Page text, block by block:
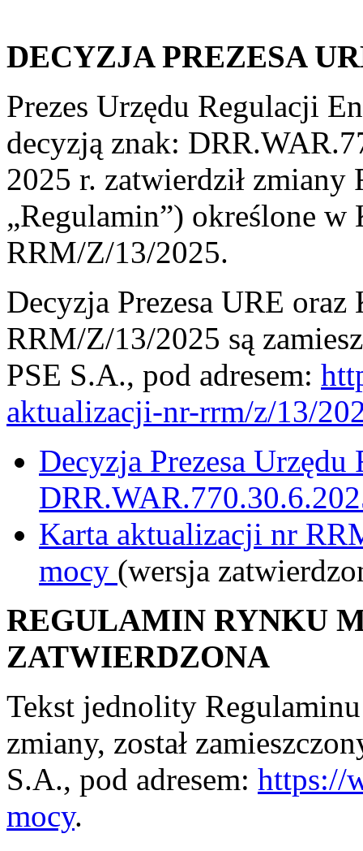
DECYZJA PREZESA
Prezes Urzędu Regulacji
decyzją znak:
2025 r. zatwierdził
„Regulamin”) określone
RRM/Z/13/2025.
Decyzja Prezesa URE
RRM/Z/13/2025 są
PSE S.A., pod adresem:
aktualizacji-nr-rrm/z/13/
Decyzja Prezesa
Karta aktualizacji nr
mocy (wersja
REGULAMIN RYNKU
ZATWIERDZONA
Tekst jednolity
zmiany, został
S.A., pod adresem: https://
mocy.